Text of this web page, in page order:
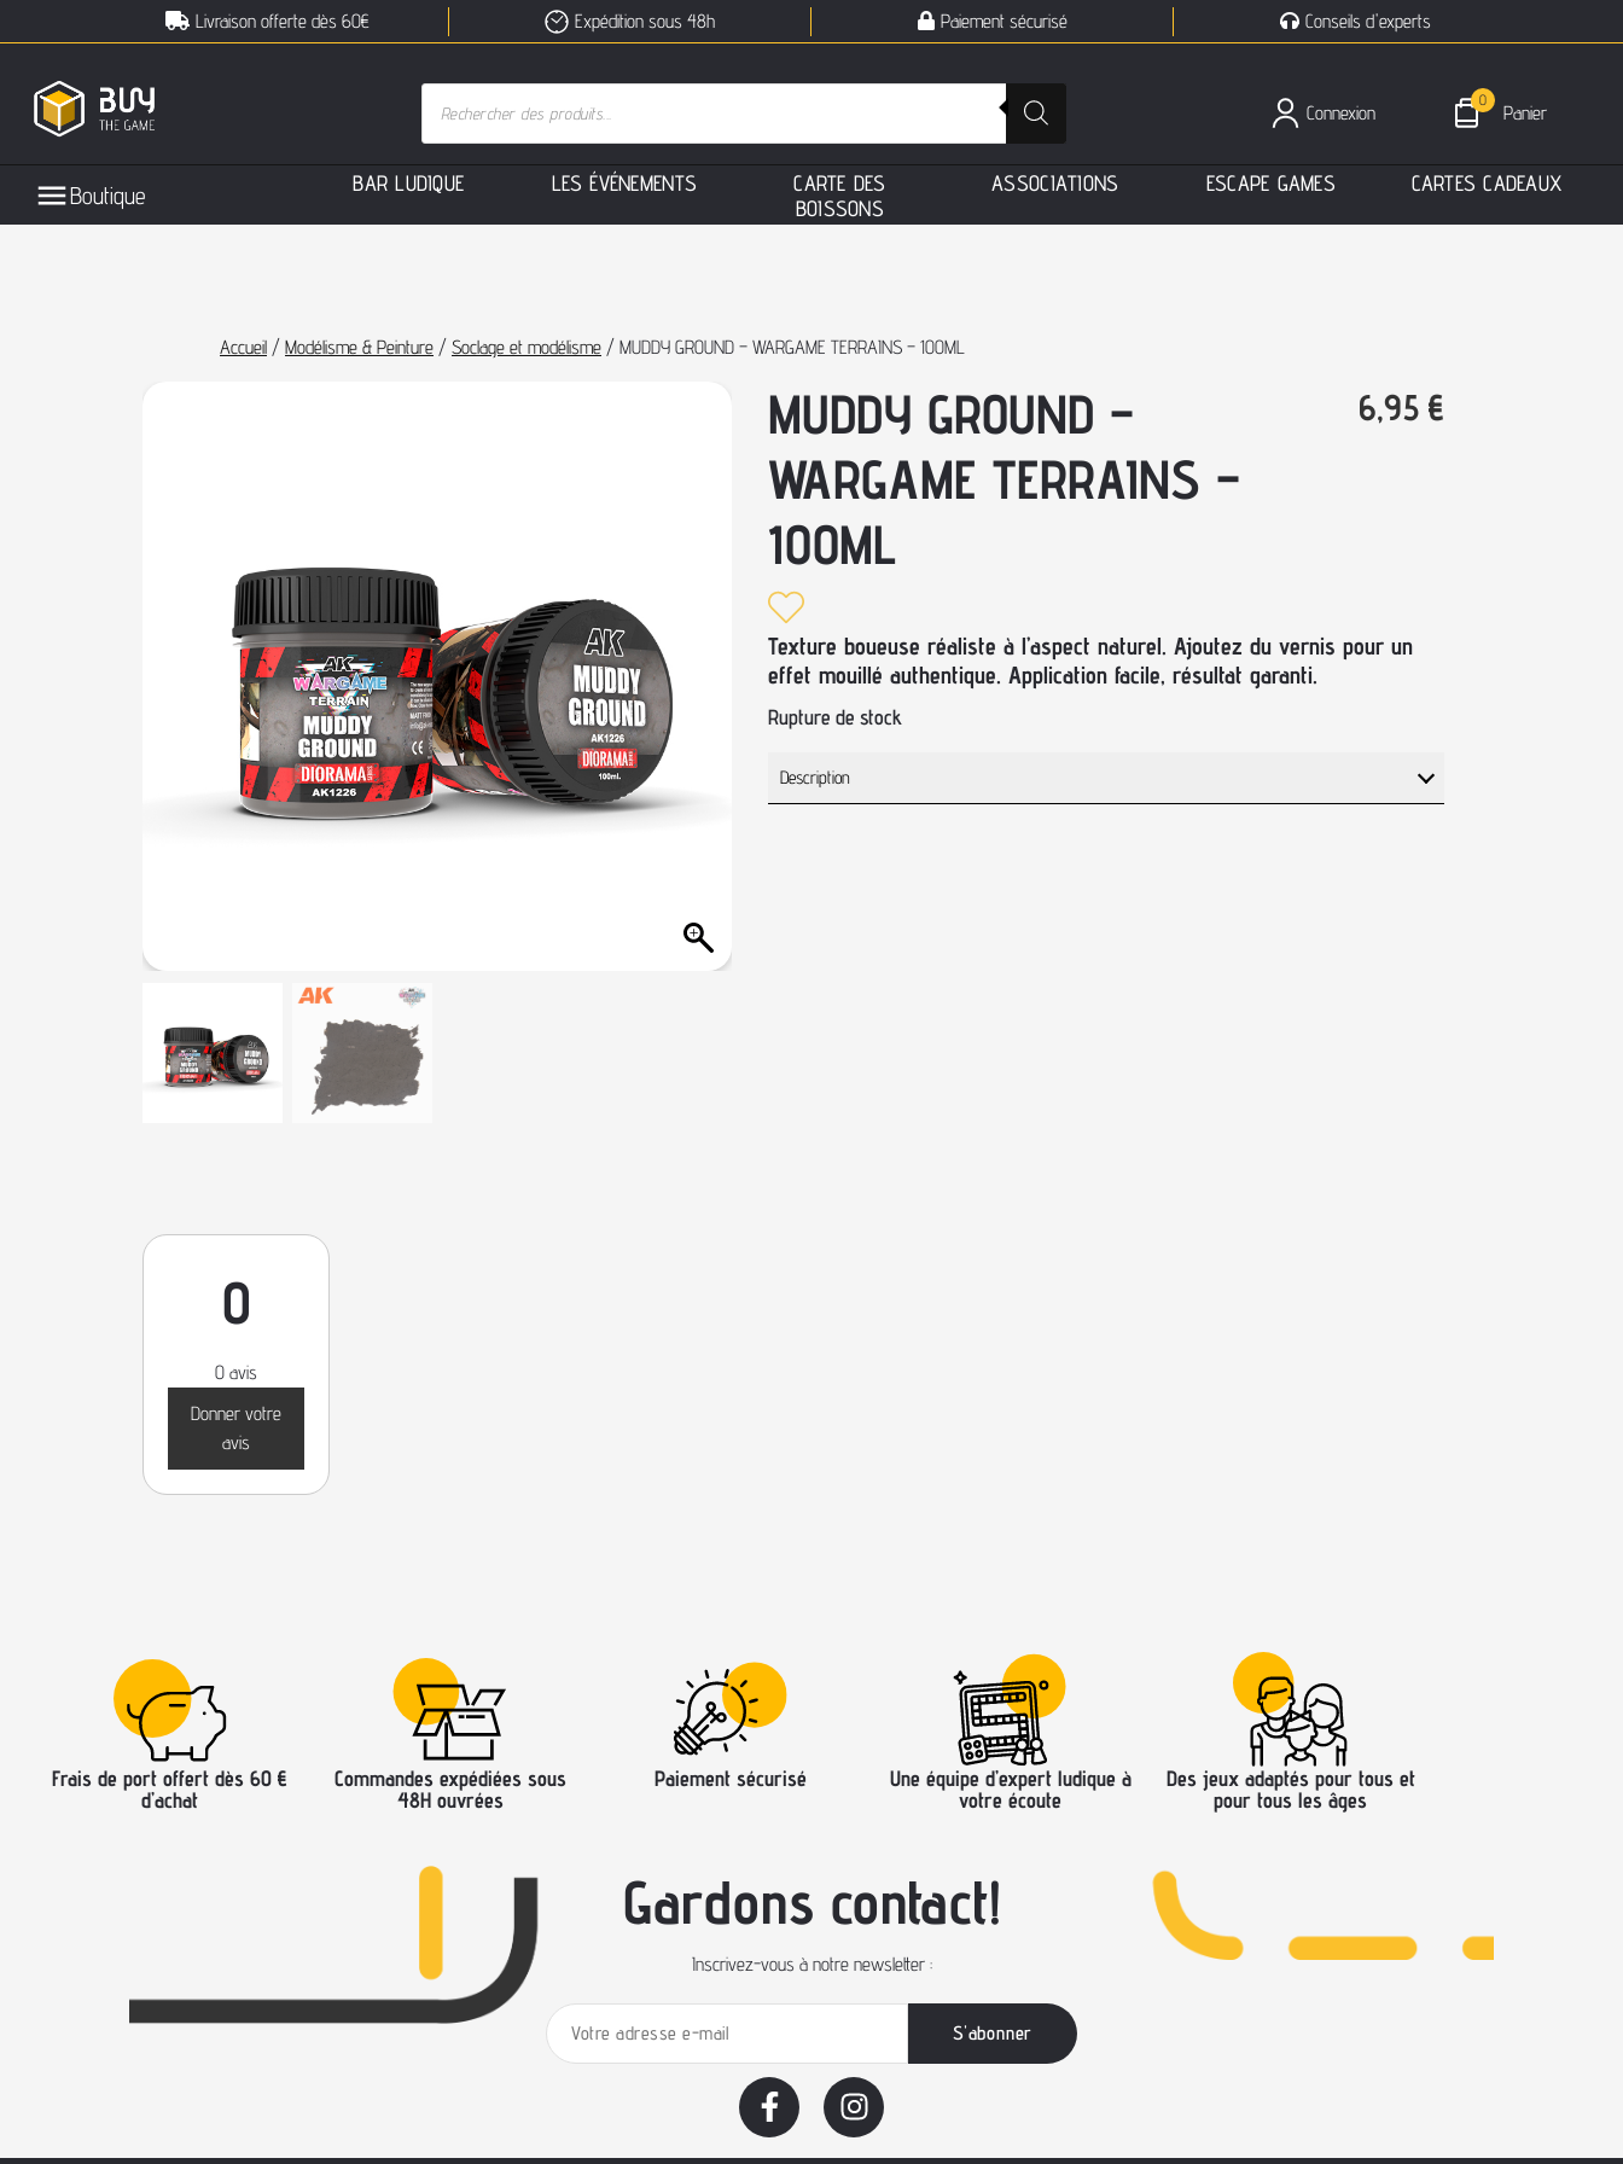
Livraison offerte dès 60€ Expédition sous 48h Paiement sécurisé Conseils d'experts
0
Panier
Connexion
Boutique BAR LUDIQUE LES ÉVÉNEMENTS CARTE DES
BOISSONS
ASSOCIATIONS ESCAPE GAMES CARTES CADEAUX
Accueil / Modélisme & Peinture / Soclage et modélisme / MUDDY GROUND – WARGAME TERRAINS – 100ML
MUDDY GROUND –
WARGAME TERRAINS –
100ML
6,95 €
Texture boueuse réaliste à l’aspect naturel. Ajoutez du vernis pour un
effet mouillé authentique. Application facile, résultat garanti.
Rupture de stock
Description
0
0 avis
Donner votre
avis
Frais de port offert dès 60 €
d’achat
Commandes expédiées sous
48H ouvrées
Paiement sécurisé
Une équipe d’expert ludique à
votre écoute
Des jeux adaptés pour tous et
pour tous les âges
Gardons contact!
Inscrivez-vous à notre newsletter :